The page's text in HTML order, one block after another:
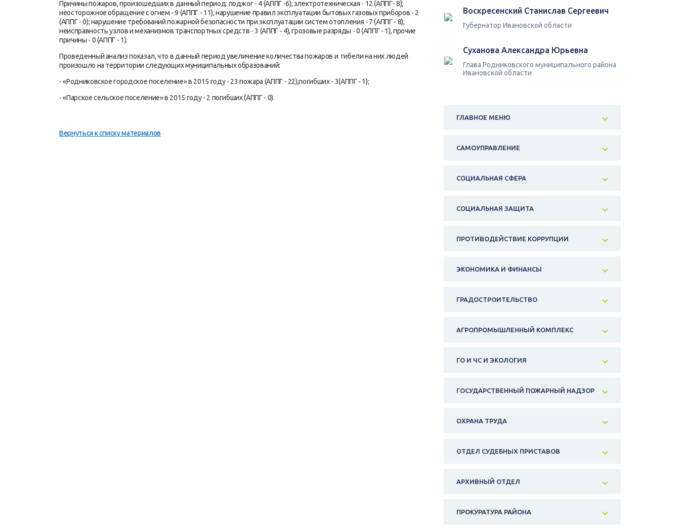
Причины пожаров, произошедших в данный период: поджог - 4 (АППГ -6); электротехническая - 12 (АППГ- 8);
неосторожное обращение с огнем - 9 (АППГ - 11); нарушение правил эксплуатации бытовых газовых приборов - 2
(АППГ - 0); нарушение требований пожарной безопасности при эксплуатации систем отопления - 7 (АППГ - 8);
неисправность узлов и механизмов транспортных средств - 3 (АППГ - 4), грозовые разряды - 0 (АППГ - 1), прочие
причины - 0 (АППГ - 1).
Проведенный анализ показал, что в данный период увеличение количества пожаров и гибели на них людей
произошло на территории следующих муниципальных образований:
- «Родниковское городское поселение» в 2015 году - 23 пожара (АППГ - 22),погибших - 3(АППГ - 1);
- «Парское сельское поселение» в 2015 году - 2 погибших (АППГ - 0).
Вернуться к списку материалов
Воскресенский Станислав Сергеевич
Губернатор Ивановской области
Суханова Александра Юрьевна
Глава Родниковского муниципального района
Ивановской области
ГЛАВНОЕ МЕНЮ
САМОУПРАВЛЕНИЕ
СОЦИАЛЬНАЯ СФЕРА
СОЦИАЛЬНАЯ ЗАЩИТА
ПРОТИВОДЕЙСТВИЕ КОРРУПЦИИ
ЭКОНОМИКА И ФИНАНСЫ
ГРАДОСТРОИТЕЛЬСТВО
АГРОПРОМЫШЛЕННЫЙ КОМПЛЕКС
ГО И ЧС И ЭКОЛОГИЯ
ГОСУДАРСТВЕННЫЙ ПОЖАРНЫЙ НАДЗОР
ОХРАНА ТРУДА
ОТДЕЛ СУДЕБНЫХ ПРИСТАВОВ
АРХИВНЫЙ ОТДЕЛ
ПРОКУРАТУРА РАЙОНА